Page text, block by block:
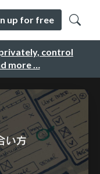
control
more …
up for free